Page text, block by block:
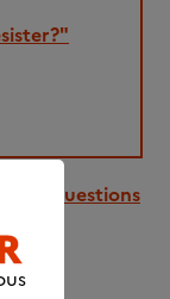
des questions